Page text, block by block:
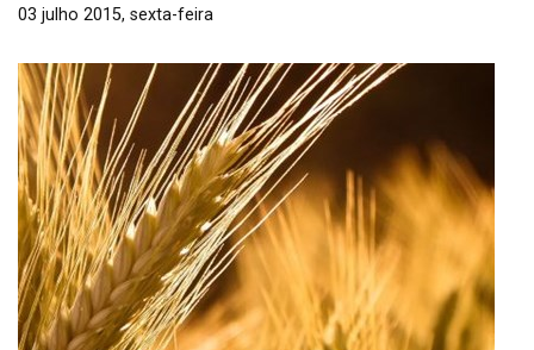
03 julho 2015, sexta-feira